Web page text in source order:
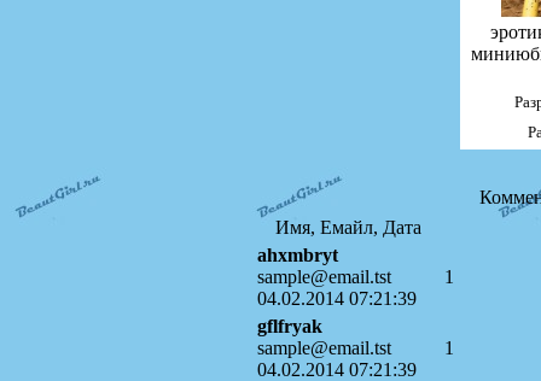
Имя, Емайл, Дата
ahxmbryt
sample@email.tst
04.02.2014 07:21:39
1
gflfryak
sample@email.tst
04.02.2014 07:21:39
1